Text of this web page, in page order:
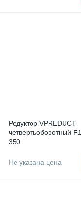
Редуктор VPREDUCT
четвертьоборотный
350
Не указана цена